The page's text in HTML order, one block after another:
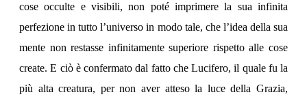
cose occulte e visibili, non poté imprimere la sua infinita
perfezione in tutto l’universo in modo tale, che l’idea della sua
mente non restasse infinitamente superiore rispetto alle cose
create. E ciò è confermato dal fatto che Lucifero, il quale fu la
più alta creatura, per non aver atteso la luce della Grazia,